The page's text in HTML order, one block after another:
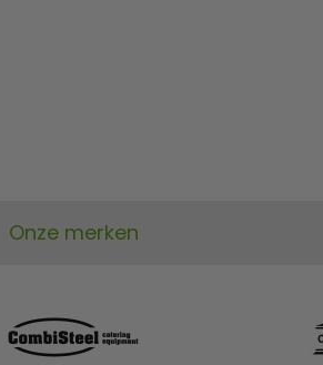
Onze merken